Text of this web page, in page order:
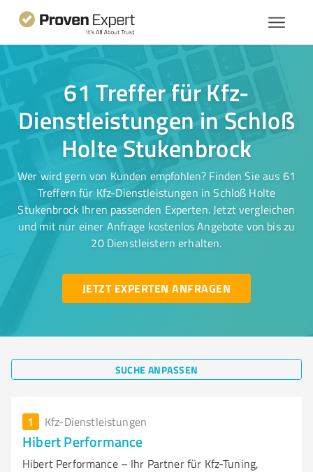
61 Treffer für Kfz-
Dienstleistungen in Schloß
Holte Stukenbrock
Wer wird gern von Kunden empfohlen? Finden Sie aus 61
Treffern für Kfz-Dienstleistungen in Schloß Holte
Stukenbrock Ihren passenden Experten. Jetzt vergleichen
und mit nur einer Anfrage kostenlos Angebote von bis zu
20 Dienstleistern erhalten.
JETZT EXPERTEN ANFRAGEN
SUCHE ANPASSEN
1 Kfz-Dienstleistungen
Hibert Performance
Hibert Performance – Ihr Partner für Kfz-Tuning,